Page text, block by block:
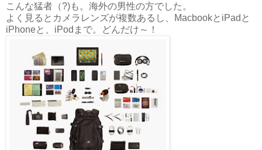
こんな猛者（?)も。海外の男性の方でした。
よく見るとカメラレンズが複数あるし、MacbookとiPadと
iPhoneと、iPodまで。どんだけ～！